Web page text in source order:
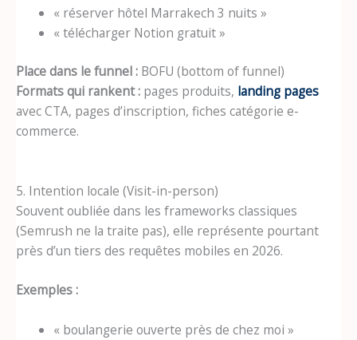
« réserver hôtel Marrakech 3 nuits »
« télécharger Notion gratuit »
Place dans le funnel : BOFU (bottom of funnel)
Formats qui rankent : pages produits, landing pages
avec CTA, pages d’inscription, fiches catégorie e-
commerce.
5. Intention locale (Visit-in-person)
Souvent oubliée dans les frameworks classiques
(Semrush ne la traite pas), elle représente pourtant
près d’un tiers des requêtes mobiles en 2026.
Exemples :
« boulangerie ouverte près de chez moi »